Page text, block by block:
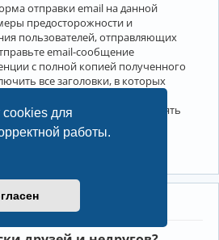
cookies для
работы.
отправки email на данной
предосторожности и
пользователей, отправляющих
email-сообщение
с полной копией полученного
все заголовки, в которых
сможет в этом случае принять